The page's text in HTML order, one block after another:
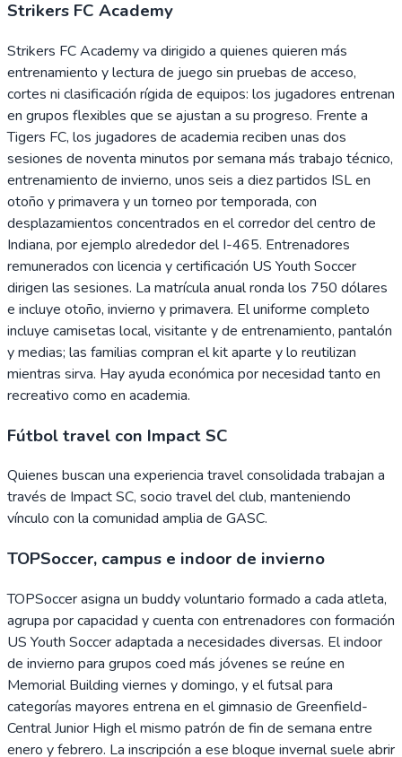
Strikers FC Academy
Strikers FC Academy va dirigido a quienes quieren más
entrenamiento y lectura de juego sin pruebas de acceso,
cortes ni clasificación rígida de equipos: los jugadores entrenan
en grupos flexibles que se ajustan a su progreso. Frente a
Tigers FC, los jugadores de academia reciben unas dos
sesiones de noventa minutos por semana más trabajo técnico,
entrenamiento de invierno, unos seis a diez partidos ISL en
otoño y primavera y un torneo por temporada, con
desplazamientos concentrados en el corredor del centro de
Indiana, por ejemplo alrededor del I-465. Entrenadores
remunerados con licencia y certificación US Youth Soccer
dirigen las sesiones. La matrícula anual ronda los 750 dólares
e incluye otoño, invierno y primavera. El uniforme completo
incluye camisetas local, visitante y de entrenamiento, pantalón
y medias; las familias compran el kit aparte y lo reutilizan
mientras sirva. Hay ayuda económica por necesidad tanto en
recreativo como en academia.
Fútbol travel con Impact SC
Quienes buscan una experiencia travel consolidada trabajan a
través de Impact SC, socio travel del club, manteniendo
vínculo con la comunidad amplia de GASC.
TOPSoccer, campus e indoor de invierno
TOPSoccer asigna un buddy voluntario formado a cada atleta,
agrupa por capacidad y cuenta con entrenadores con formación
US Youth Soccer adaptada a necesidades diversas. El indoor
de invierno para grupos coed más jóvenes se reúne en
Memorial Building viernes y domingo, y el futsal para
categorías mayores entrena en el gimnasio de Greenfield-
Central Junior High el mismo patrón de fin de semana entre
enero y febrero. La inscripción a ese bloque invernal suele abrir